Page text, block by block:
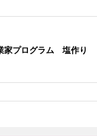
家プログラム 塩作り